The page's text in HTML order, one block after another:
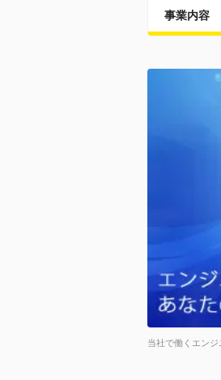
事業内容
当社で働くエンジ